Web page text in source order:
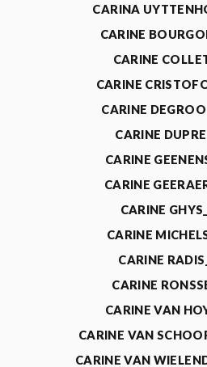
CARINA
CARINE
CARINE
CARINE
CARINE
CARINE
CARINE
CARINE
CARINE
CARINE
CARINE
CARINE
CARINE VAN
CARINE VAN
CARINE VAN